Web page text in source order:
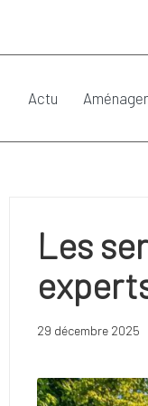
Actu
Les
29 décembre 2025